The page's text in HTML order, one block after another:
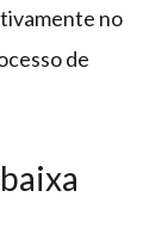
no
de